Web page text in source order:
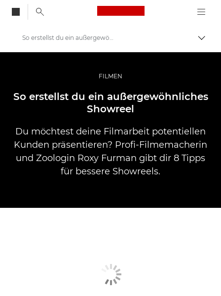
Canon Logo, back
Auf
Profi-Geschichten: Inspirationen für Foto, Video und Durck
So erstellst du ein außergewöhnliches Showreel
FILMEN
So erstellst du ein außergewöhnliches
Showreel
Du möchtest deine Filmarbeit potentiellen
Kunden präsentieren? Profi-Filmemacherin
und Zoologin Roxy Furman gibt dir 8 Tipps
für bessere Showreels.